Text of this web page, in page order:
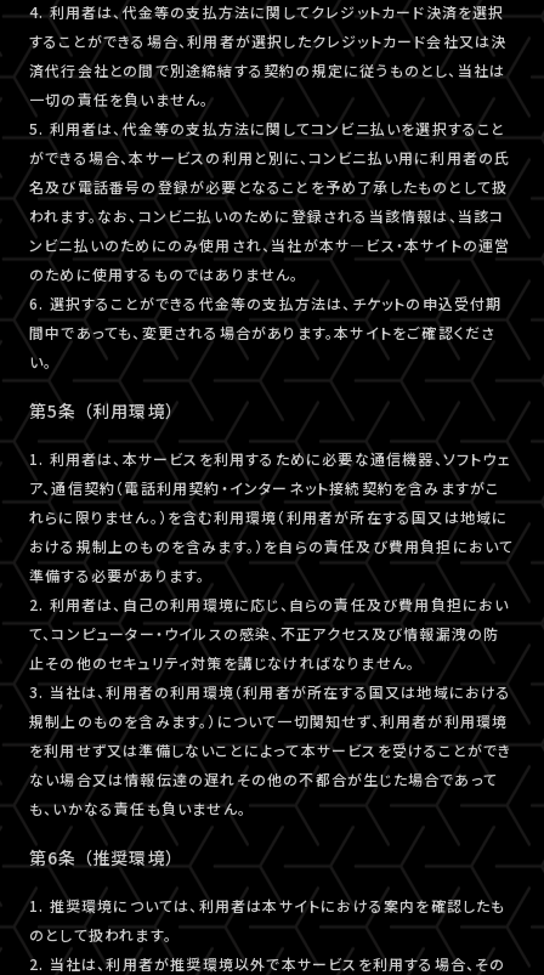
4. 利用者は、代金等の支払方法に関してクレジットカード決済を選択
することができる場合、利用者が選択したクレジットカード会社又は決
済代行会社との間で別途締結する契約の規定に従うものとし、当社は
一切の責任を負いません。
5. 利用者は、代金等の支払方法に関してコンビニ払いを選択すること
ができる場合、本サービスの利用と別に、コンビニ払い用に利用者の氏
名及び電話番号の登録が必要となることを予め了承したものとして扱
われます。なお、コンビニ払いのために登録される当該情報は、当該コ
ンビニ払いのためにのみ使用され、当社が本サ―ビス・本サイトの運営
のために使用するものではありません。
6. 選択することができる代金等の支払方法は、チケットの申込受付期
間中であっても、変更される場合があります。本サイトをご確認くださ
い。
第5条 （利用環境）
1. 利用者は、本サービスを利用するために必要な通信機器、ソフトウェ
ア、通信契約（電話利用契約・インターネット接続契約を含みますがこ
れらに限りません。）を含む利用環境（利用者が所在する国又は地域に
おける規制上のものを含みます。）を自らの責任及び費用負担において
準備する必要があります。
2. 利用者は、自己の利用環境に応じ、自らの責任及び費用負担におい
て、コンピューター・ウイルスの感染、不正アクセス及び情報漏洩の防
止その他のセキュリティ対策を講じなければなりません。
3. 当社は、利用者の利用環境（利用者が所在する国又は地域における
規制上のものを含みます。）について一切関知せず、利用者が利用環境
を利用せず又は準備しないことによって本サービスを受けることができ
ない場合又は情報伝達の遅れその他の不都合が生じた場合であって
も、いかなる責任も負いません。
第6条 （推奨環境）
1. 推奨環境については、利用者は本サイトにおける案内を確認したも
のとして扱われます。
2. 当社は、利用者が推奨環境以外で本サービスを利用する場合、その